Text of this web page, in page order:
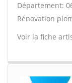
Département:
Rénovation
Voir la fiche